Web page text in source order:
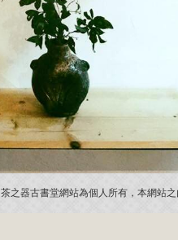
茶之器古書堂網站為個人所有，本網站